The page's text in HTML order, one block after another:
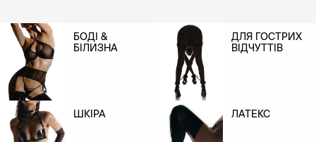
БОДІ &
БІЛИЗНА
ДЛЯ ГОСТРИХ
ВІДЧУТТІВ
ШКІРА ЛАТЕКС